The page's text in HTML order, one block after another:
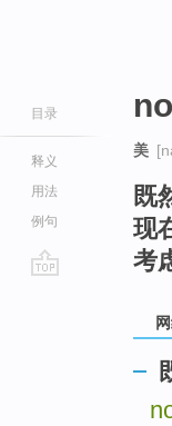
目录
释义
用法
例句
美
既
现
考